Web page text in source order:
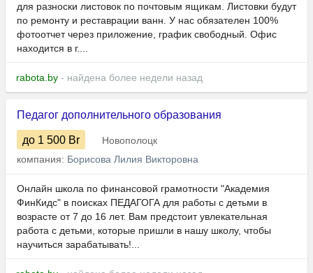
для разноски листовок по почтовым ящикам. Листовки будут
по ремонту и реставрации ванн. У нас обязателен 100%
фотоотчет через приложение, график свободный. Офис
находится в г....
rabota.by - найдена более недели назад
Педагог дополнительного образования
до 1 500 Br
Новополоцк
компания: Борисова Лилия Викторовна
Онлайн школа по финансовой грамотности "Академия
ФинКидс" в поисках ПЕДАГОГА для работы с детьми в
возрасте от 7 до 16 лет. Вам предстоит увлекательная
работа с детьми, которые пришли в нашу школу, чтобы
научиться зарабатывать!...